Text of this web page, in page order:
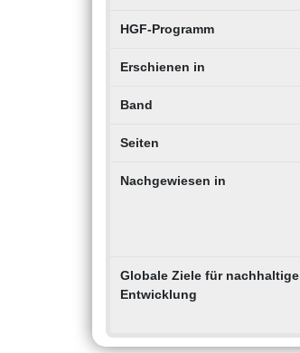
HGF-Programm
Erschienen in
Band
Seiten
Nachgewiesen in
Globale Ziele für nachhaltige
Entwicklung